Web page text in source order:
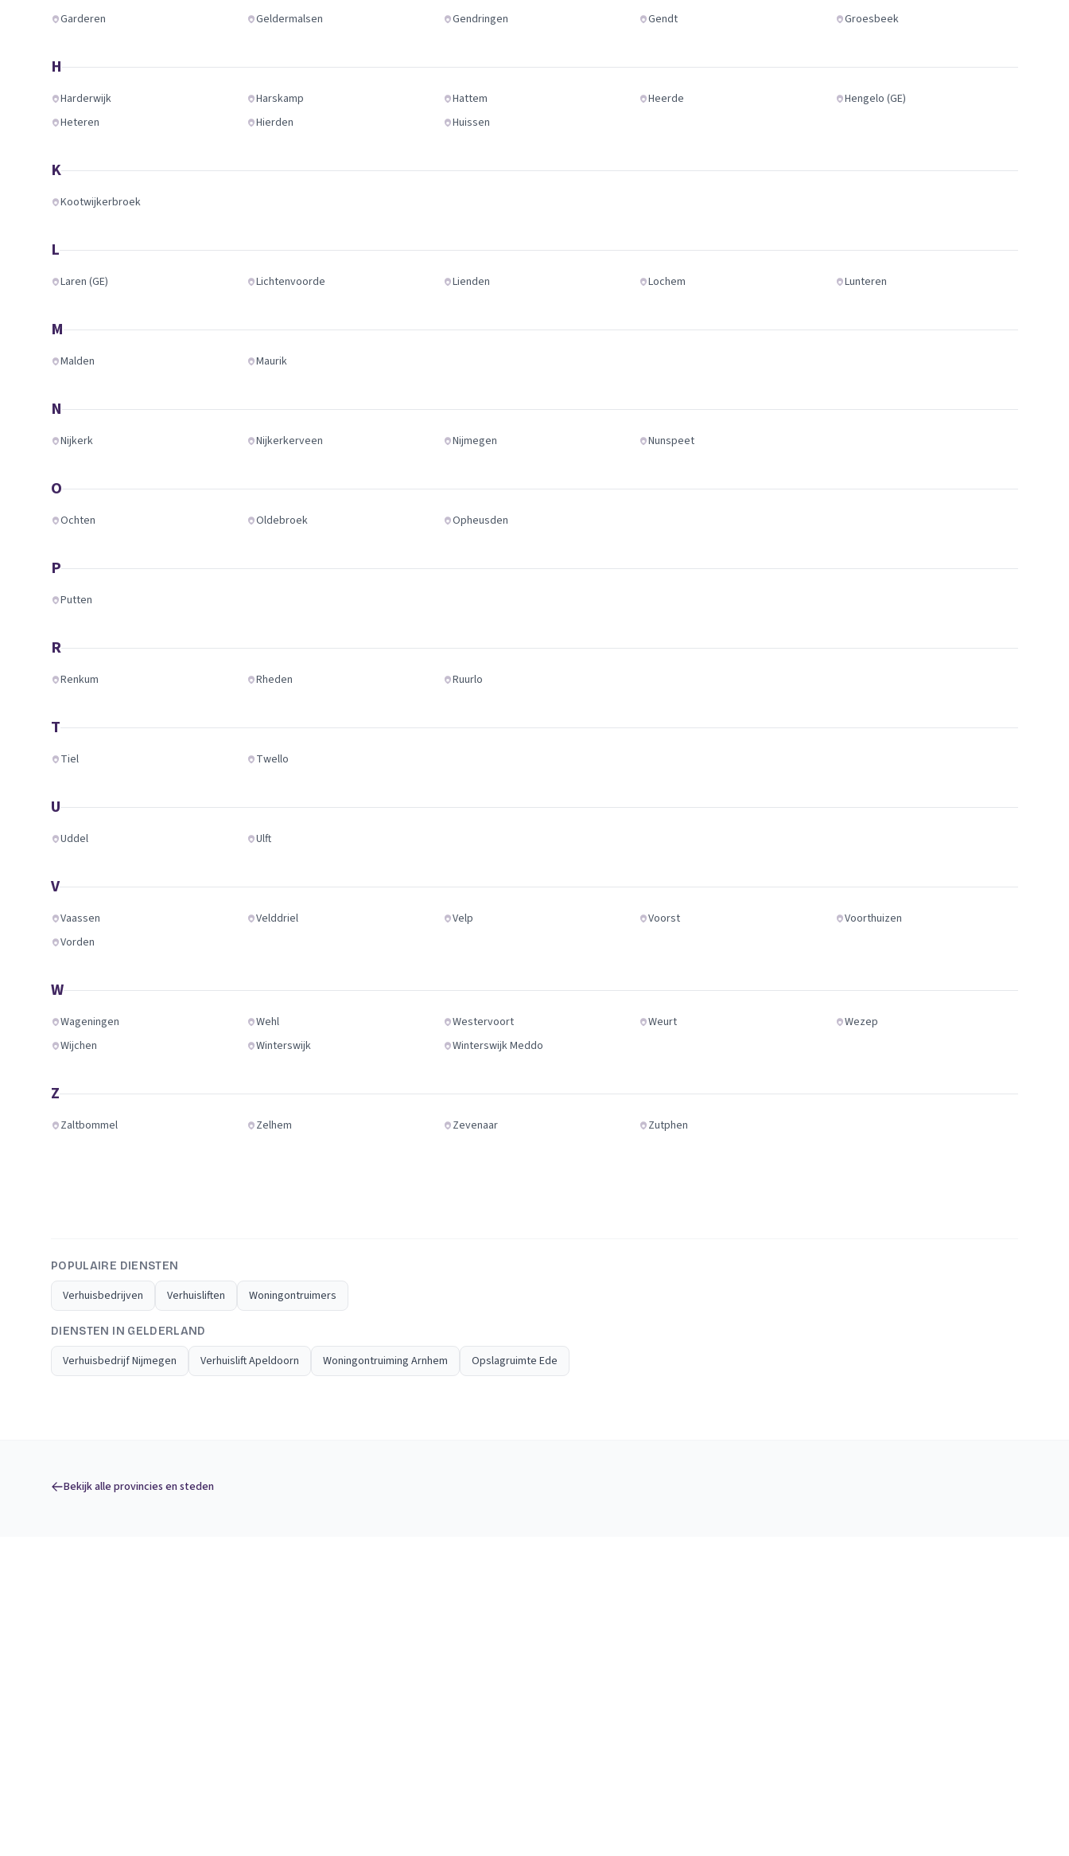
Garderen Geldermalsen Gendringen Gendt Groesbeek
H
Harderwijk Harskamp Hattem Heerde
Hengelo (GE)
Heteren
Hierden Huissen
K
Kootwijkerbroek
L
Laren (GE) Lichtenvoorde Lienden Lochem Lunteren
M
Malden Maurik
N
Nijkerk Nijkerkerveen Nijmegen Nunspeet
O
Ochten Oldebroek Opheusden
P
Putten
R
Renkum Rheden Ruurlo
T
Tiel Twello
U
Uddel Ulft
V
Vaassen Velddriel Velp Voorst
Voorthuizen
Vorden
W
Wageningen Wehl Westervoort Weurt
Wezep
Wijchen
Winterswijk Winterswijk Meddo
Z
Zaltbommel Zelhem Zevenaar Zutphen
POPULAIRE DIENSTEN
Verhuisbedrijven Verhuisliften Woningontruimers
DIENSTEN IN GELDERLAND
Verhuisbedrijf Nijmegen Verhuislift Apeldoorn Woningontruiming Arnhem Opslagruimte Ede
Bekijk alle provincies en steden